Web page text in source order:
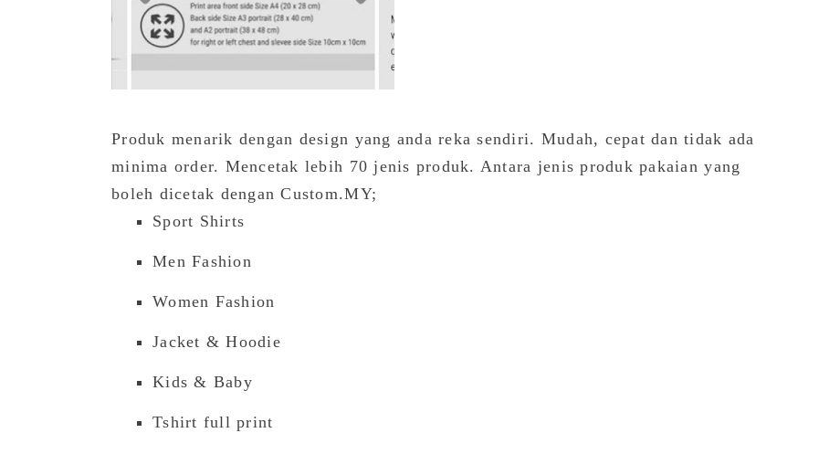
Produk menarik dengan design yang anda reka sendiri. Mudah, cepat dan tidak ada
minima order. Mencetak lebih 70 jenis produk. Antara jenis produk pakaian yang
boleh dicetak dengan Custom.MY;
Sport Shirts
Men Fashion
Women Fashion
Jacket & Hoodie
Kids & Baby
Tshirt full print